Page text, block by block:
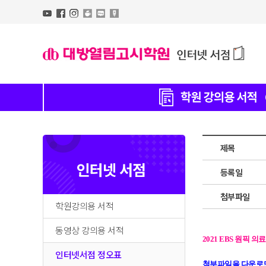
인터넷 서점
학원강의용 서적
동영상 강의용 서적
인터넷서점 정오표
제목
등록일
첨부파일
2021 EBS 원픽 의
첨부파일을 다운로